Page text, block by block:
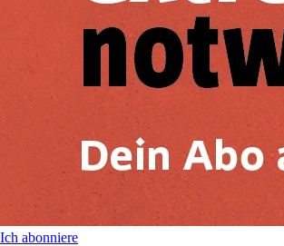
Ich abonniere